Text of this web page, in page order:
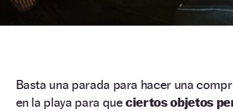
Basta una parada para hacer una
en la playa para queciertos objetos